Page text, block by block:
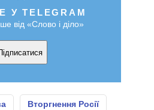
У TELEGRAM
від «Слово і діло»
Вторгнення Росії